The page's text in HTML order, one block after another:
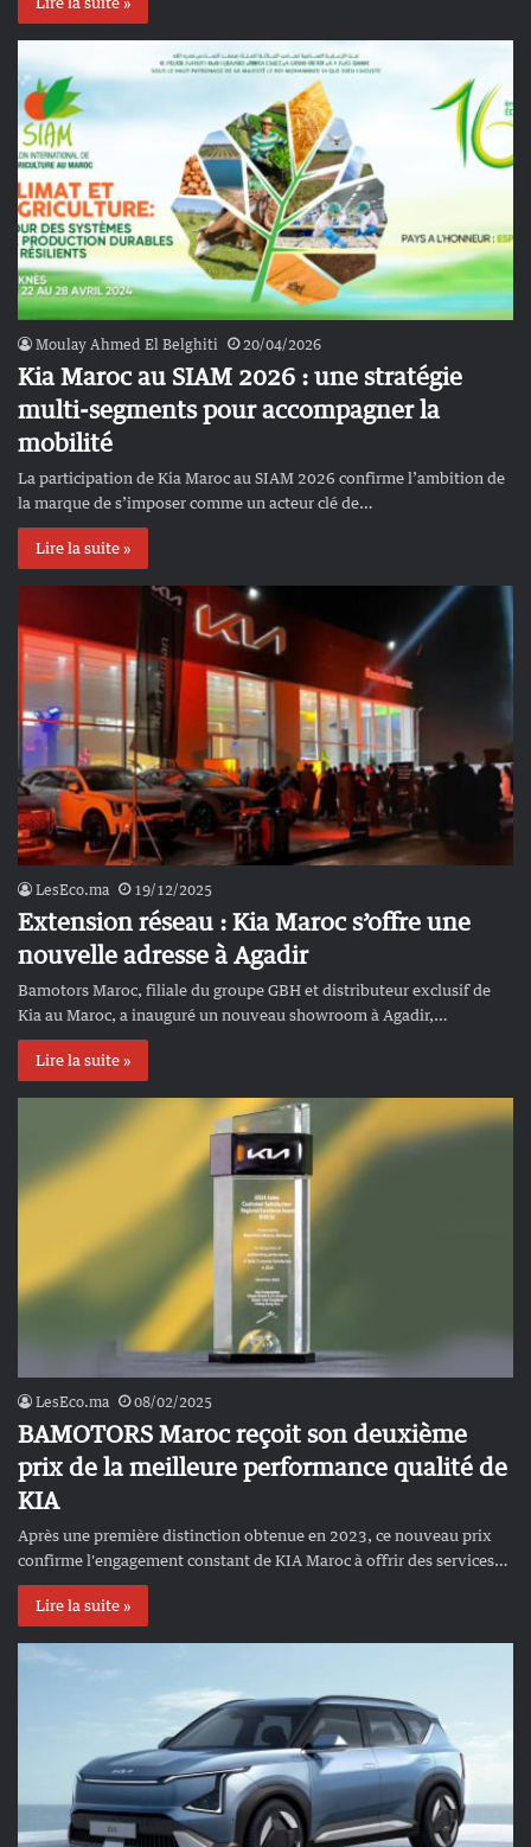
Moulay Ahmed El Belghiti 20/04/2026
Kia Maroc au SIAM 2026 : une stratégie
multi-segments pour accompagner la
mobilité
La participation de Kia Maroc au SIAM 2026 confirme l’ambition de
la marque de s’imposer comme un acteur clé de…
Lire la suite »
LesEco.ma 19/12/2025
Extension réseau : Kia Maroc s’offre une
nouvelle adresse à Agadir
Bamotors Maroc, filiale du groupe GBH et distributeur exclusif de
Kia au Maroc, a inauguré un nouveau showroom à Agadir,…
Lire la suite »
LesEco.ma 08/02/2025
BAMOTORS Maroc reçoit son deuxième
prix de la meilleure performance qualité de
KIA
Après une première distinction obtenue en 2023, ce nouveau prix
confirme l'engagement constant de KIA Maroc à offrir des services…
Lire la suite »